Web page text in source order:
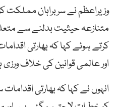
وزیراعظم نے سربراہان
متنازعہ حیثیت بدلنے سے
کرتے ہوئے کہا کہ بھارتی
اور عالمی قوانین کی خلاف ورزی
انہوں نے کہا کہ بھارتی